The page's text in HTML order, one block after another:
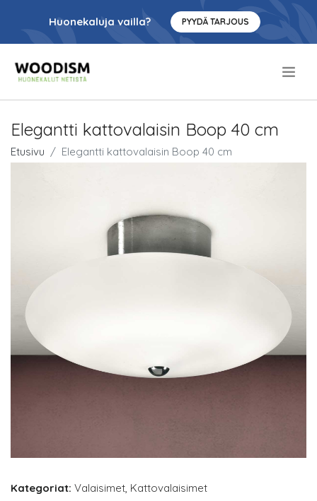
Huonekaluja vailla? PYYDÄ TARJOUS
Elegantti kattovalaisin Boop 40 cm
Etusivu Elegantti kattovalaisin Boop 40 cm
Kategoriat: Valaisimet, Kattovalaisimet